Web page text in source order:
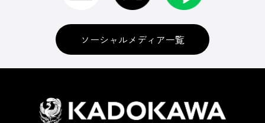
ソーシャルメディア一覧